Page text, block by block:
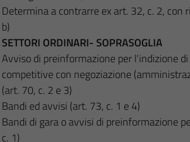
Determina a contrarre ex art. 32, c. 2,
b)
SETTORI ORDINARI- SOPRASOGLIA
Avviso di preinformazione per l'indizione
competitive con negoziazione
(art. 70, c. 2 e 3)
Bandi ed avvisi (art. 73, c. 1 e 4)
Bandi di gara o avvisi di preinformazione
c. 1)